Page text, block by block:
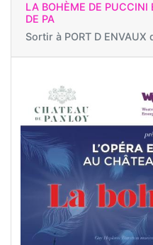
LA BOHÈME DE PUCCINI
DE PA
Sortir à PORT D